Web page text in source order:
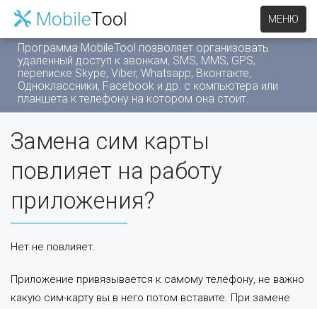
Программа MobileTool позволяет организовать
удаленный доступ к звонкам, SMS, MMS, GPS,
переписке Skype, Viber, Whatsapp, Вконтакте,
Одноклассники, Facebook и др. c компьютера или
планшета к телефону на котором она стоит.
МЕНЮ
MobileTool
Замена сим карты
повлияет на работу
приложения?
Нет не повлияет.
Приложение привязывается к самому телефону, не важно
какую сим-карту вы в него потом вставите. При замене